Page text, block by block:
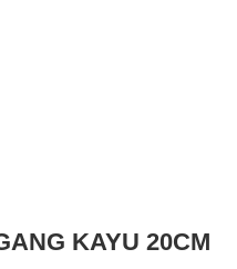
KAYU 20CM